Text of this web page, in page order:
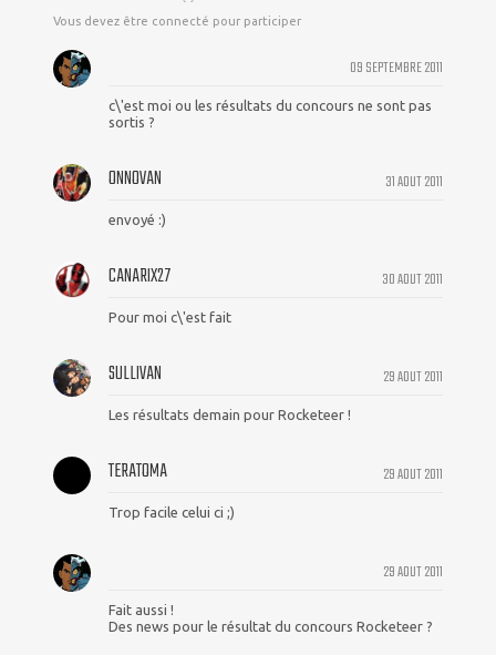
Vous devez être connecté pour participer
09 SEPTEMBRE 2011
c\'est moi ou les résultats du concours ne sont pas
sortis ?
31 AOUT 2011
ONNOVAN
envoyé :)
30 AOUT 2011
CANARIX27
Pour moi c\'est fait
29 AOUT 2011
SULLIVAN
Les résultats demain pour Rocketeer !
29 AOUT 2011
TERATOMA
Trop facile celui ci ;)
29 AOUT 2011
Fait aussi !
Des news pour le résultat du concours Rocketeer ?